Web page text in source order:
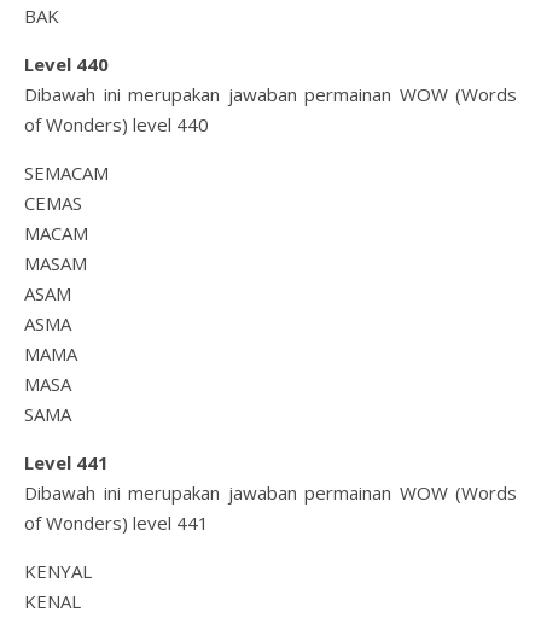
BAK
Level 440
Dibawah ini merupakan jawaban permainan WOW (Words
of Wonders) level 440
SEMACAM
CEMAS
MACAM
MASAM
ASAM
ASMA
MAMA
MASA
SAMA
Level 441
Dibawah ini merupakan jawaban permainan WOW (Words
of Wonders) level 441
KENYAL
KENAL